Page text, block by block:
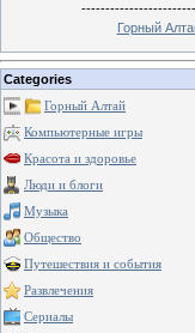
Горный
Categories
Горный Алтай
Компьютерные игры
Красота и здоровье
Люди и блоги
Музыка
Общество
Путешествия и события
Развлечения
Сериалы